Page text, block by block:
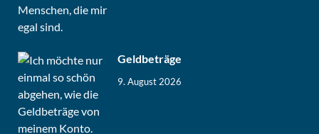
Geldbeträge
9. August 2026